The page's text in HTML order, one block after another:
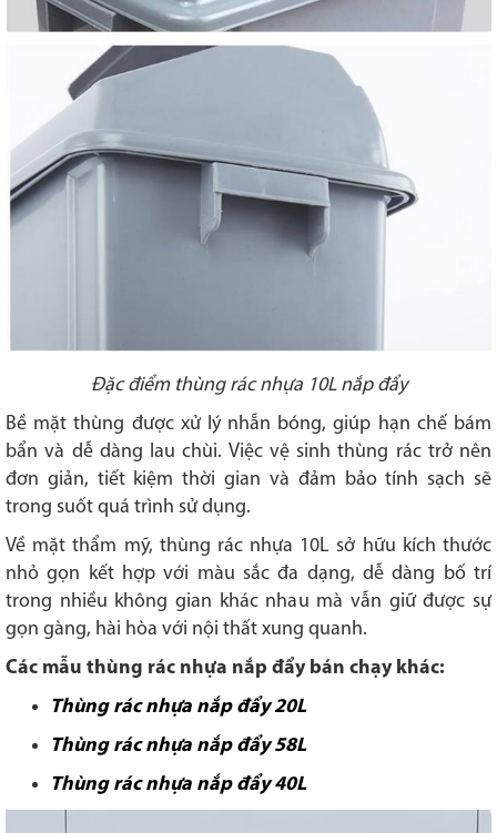
Đặc điểm thùng rác nhựa 10L nắp đẩy
Bề mặt thùng được xử lý nhẵn bóng, giúp hạn chế bám
bẩn và dễ dàng lau chùi. Việc vệ sinh thùng rác trở nên
đơn giản, tiết kiệm thời gian và đảm bảo tính sạch sẽ
trong suốt quá trình sử dụng.
Về mặt thẩm mỹ, thùng rác nhựa 10L sở hữu kích thước
nhỏ gọn kết hợp với màu sắc đa dạng, dễ dàng bố trí
trong nhiều không gian khác nhau mà vẫn giữ được sự
gọn gàng, hài hòa với nội thất xung quanh.
Các mẫu thùng rác nhựa nắp đẩy bán chạy khác:
Thùng rác nhựa nắp đẩy 20L
Thùng rác nhựa nắp đẩy 58L
Thùng rác nhựa nắp đẩy 40L